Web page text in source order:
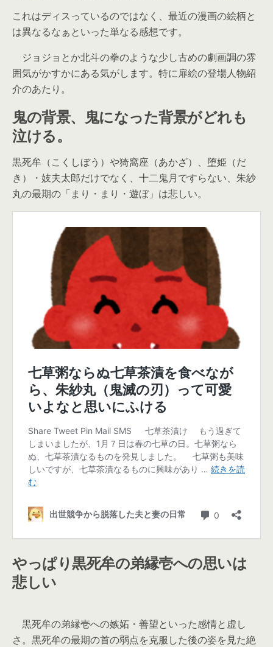
これはディスっているのではなく、最近の漫画の絵柄と
は異なるなぁといった単なる感想です。
ジョジョとか北斗の拳のような少し古めの劇画調の雰
囲気がかすかにある気がします。特に扉絵の登場人物紹
介のあたり。
鬼の背景、鬼になった背景がどれも
泣ける。
黒死牟（こくしぼう）や猗窩座（あかざ）、堕姫（だ
き）・妓夫太郎だけでなく、十二鬼月ですらない、朱紗
丸の最期の「まり・まり・遊ぼ」は悲しい。
やっぱり黒死牟の弟縁壱への思いは
悲しい
黒死牟の弟縁壱への嫉妬・善望といった感情と虚し
さ。黒死牟の最期の首の弱点を克服した後の姿を見た絶